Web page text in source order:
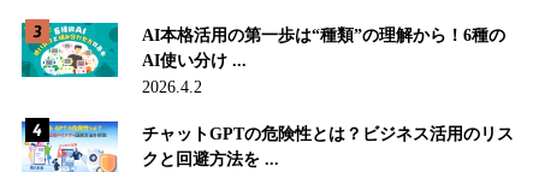
AI本格活用の第一歩は“種類”の理解から！6種の
AI使い分け ...
2026.4.2
チャットGPTの危険性とは？ビジネス活用のリス
クと回避方法を ...